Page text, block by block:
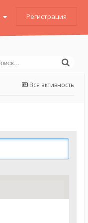
Регистрация
Вся активность